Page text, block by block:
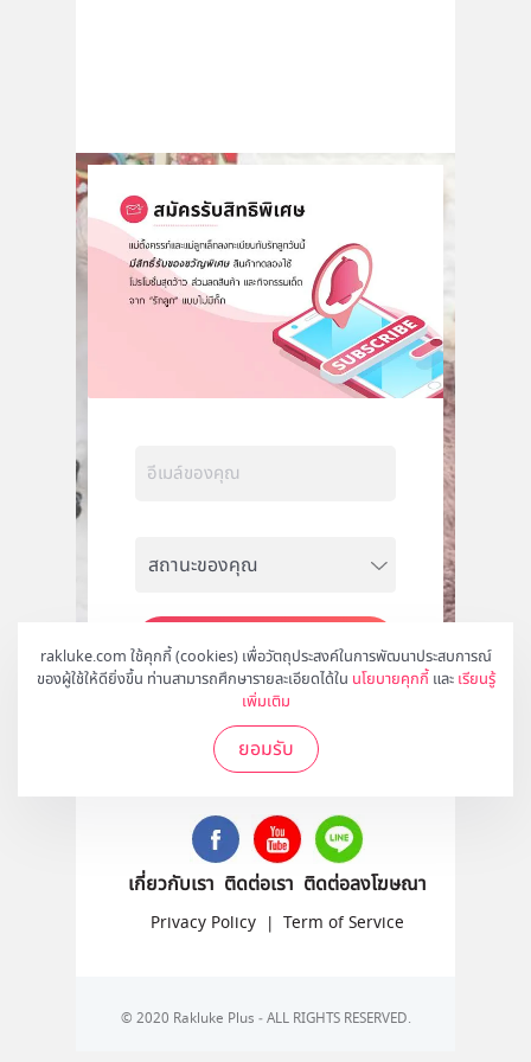
rakluke.com ใช้คุกกี้ (cookies) เพื่อวัตถุประสงค์ในการพัฒนาประสบการณ์
ของผู้ใช้ให้ดียิ่งขึ้น ท่านสามารถศึกษารายละเอียดได้ใน นโยบายคุกกี้ และ เรียนรู้
เพิ่มเติม
ยอมรับ
สมัคร
ติดตามเราได้ที่
เกี่ยวกับเรา ติดต่อเรา ติดต่อลงโฆษณา
Privacy Policy | Term of Service
© 2020 Rakluke Plus - ALL RIGHTS RESERVED.